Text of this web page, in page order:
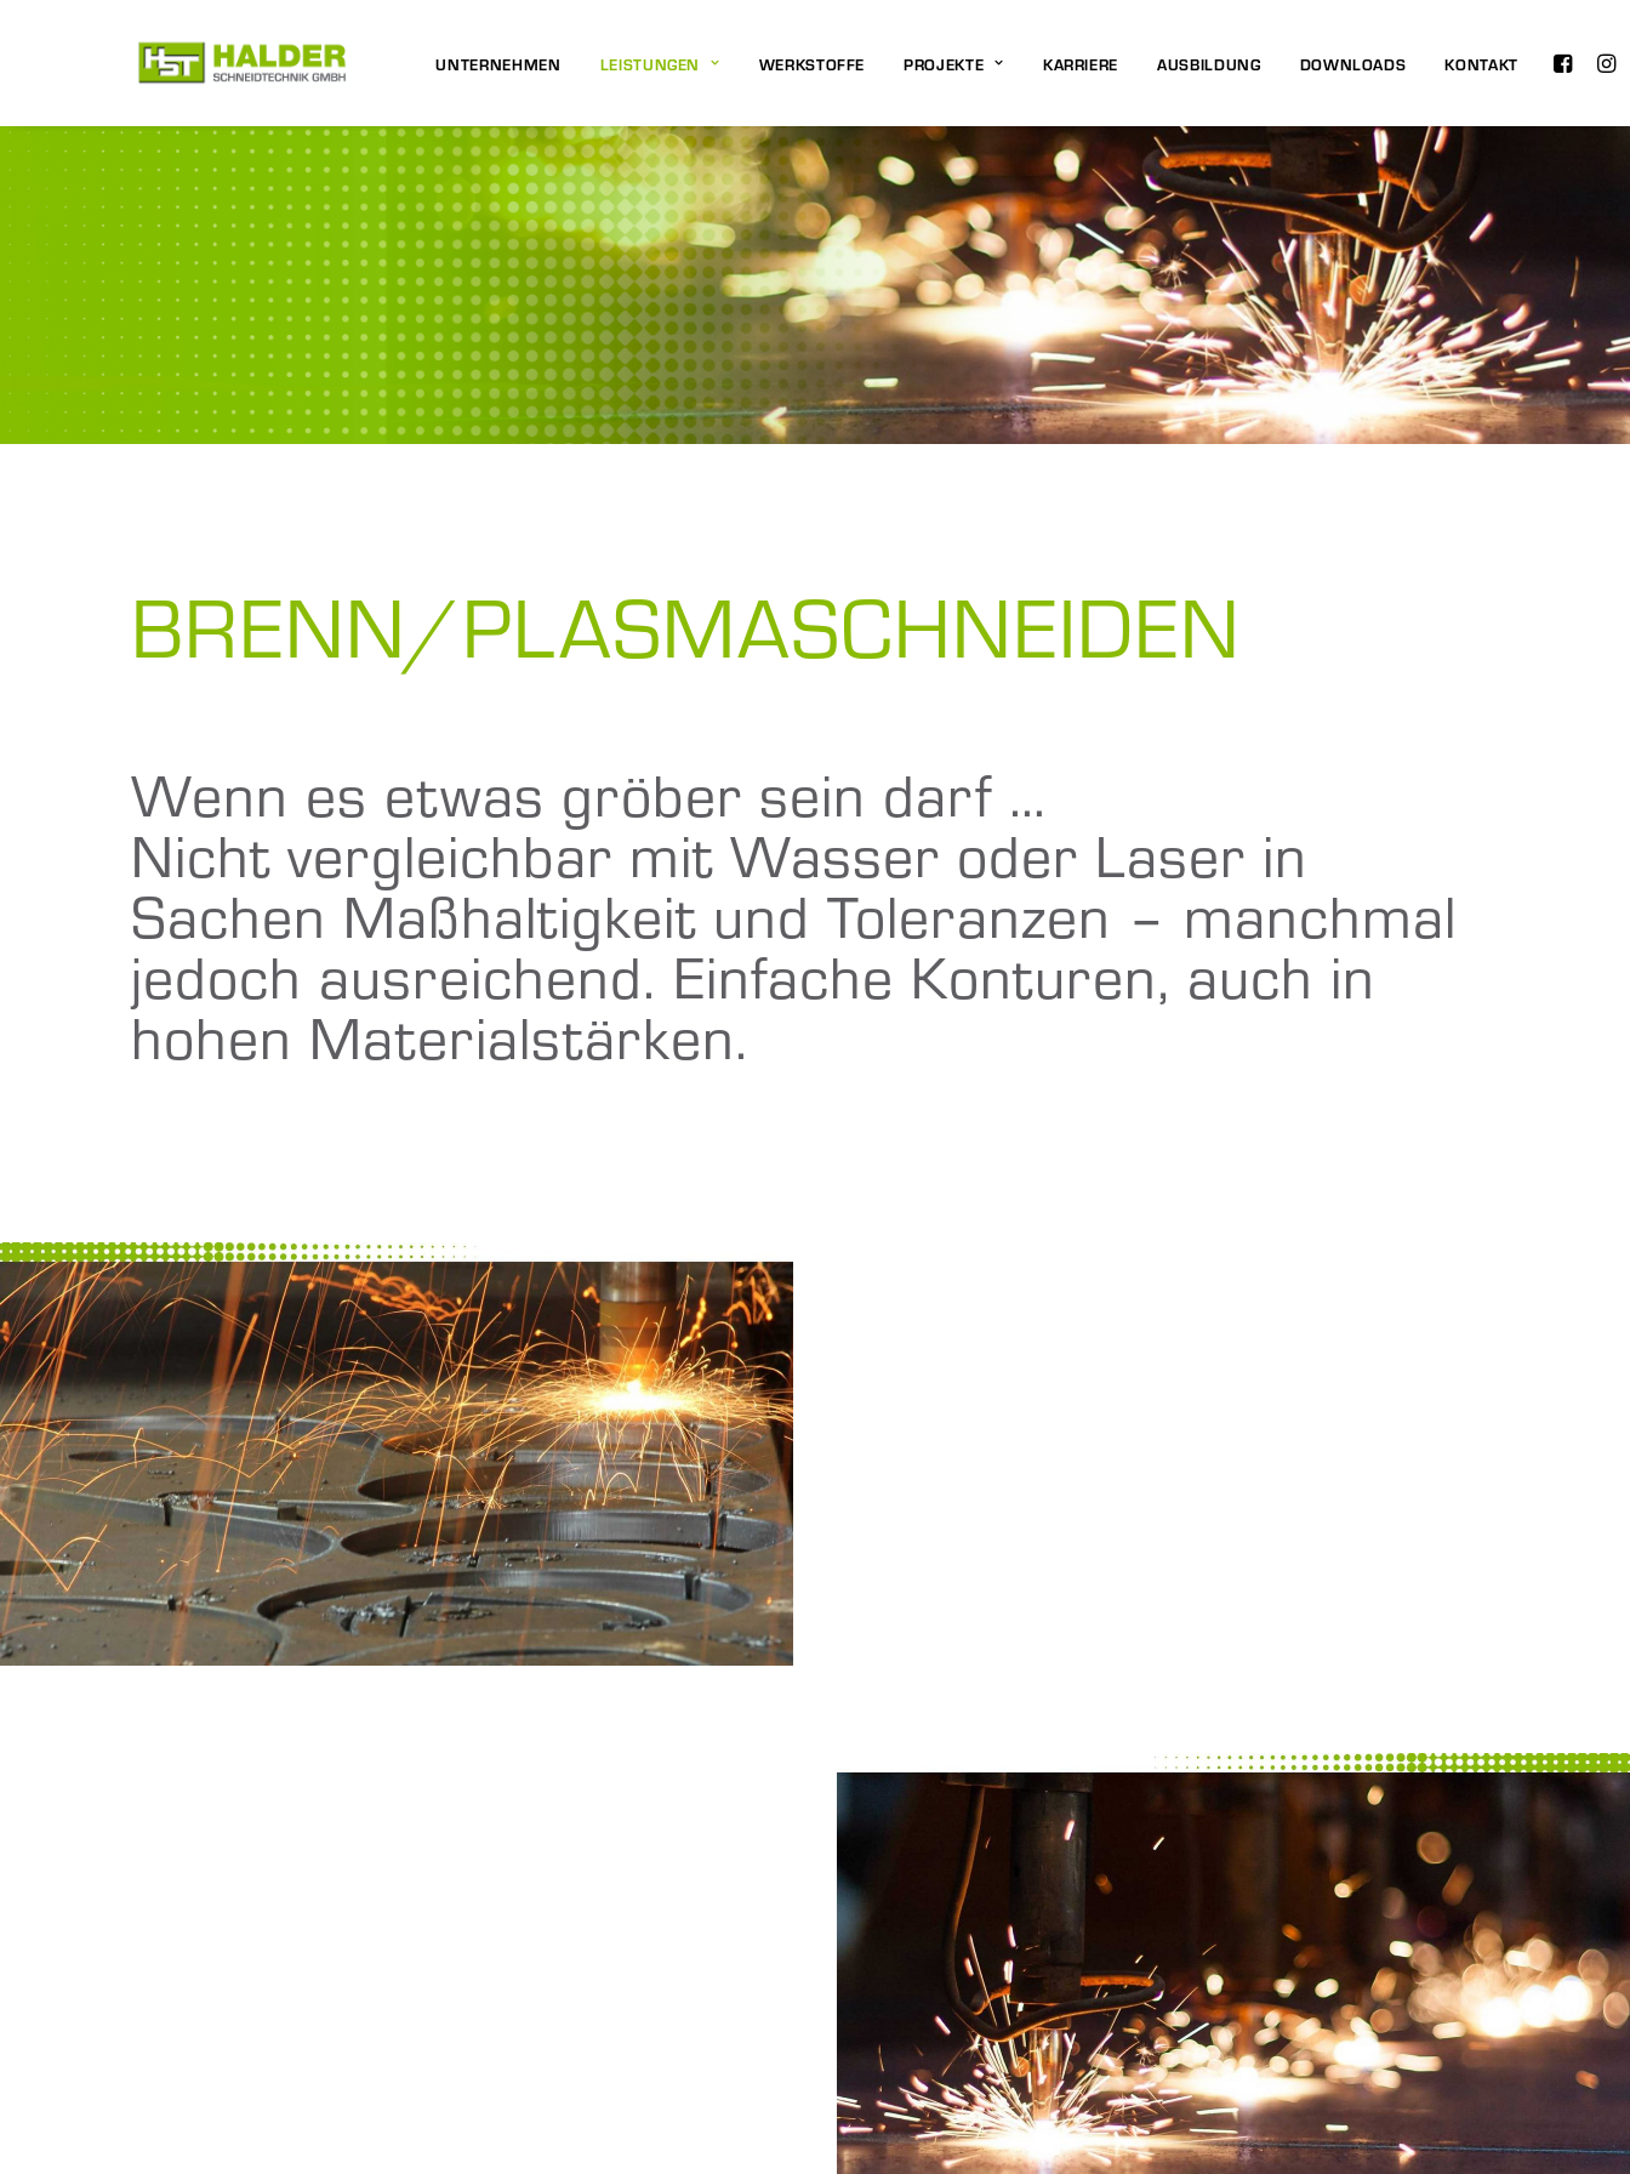
UNTERNEHMEN LEISTUNGEN WERKSTOFFE PROJEKTE KARRIERE AUSBILDUNG DOWNLOADS KONTAKT
BRENN/PLASMASCHNEIDEN
Wenn es etwas gröber sein darf …
Nicht vergleichbar mit Wasser oder Laser in
Sachen Maßhaltigkeit und Toleranzen – manchmal
jedoch ausreichend. Einfache Konturen, auch in
hohen Materialstärken.